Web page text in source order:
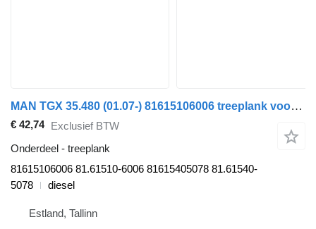
MAN TGX 35.480 (01.07-) 81615106006 treeplank voor MAN TGL, TGM, TGS, TGX (2005-2021) trekker
€ 42,74 Exclusief BTW
Onderdeel - treeplank
81615106006 81.61510-6006 81615405078 81.61540-
5078
diesel
Estland, Tallinn